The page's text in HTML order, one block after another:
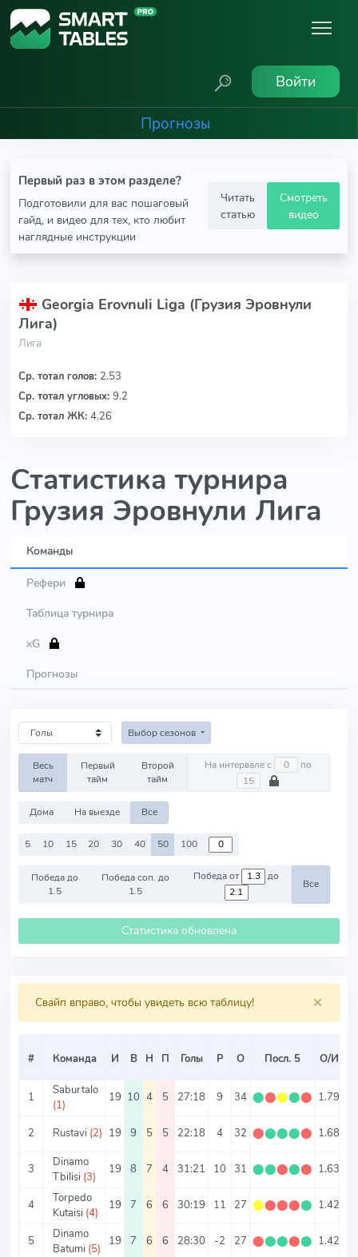
Войти
Прогнозы
Первый раз в этом разделе?
Подготовили для вас пошаговый
гайд, и видео для тех, кто любит
наглядные инструкции
Читать
статью
Смотреть
видео
Georgia Erovnuli Liga (Грузия Эровнули
Лига)
Лига
Ср. тотал голов: 2.53
Ср. тотал угловых: 9.2
Ср. тотал ЖК: 4.26
Статистика турнира
Грузия Эровнули Лига
Команды
Рефери
Таблица турнира
xG
Прогнозы
Выбор сезонов
Весь
матч
Первый
тайм
Второй
тайм
На интервале с по
Дома На выезде Все
5 10 15 20 30 40 50 100
Победа до
1.5
Победа соп. до
1.5
Победа от до
Все
Статистика обновлена
×
Свайп вправо, чтобы увидеть всю таблицу!
# Команда И В Н П Голы Р О Посл. 5 О/И
1
Saburtalo
(1)
19 10 4 5 27:18 9 34 ⬤⬤⬤⬤⬤ 1.79
2 Rustavi (2) 19 9 5 5 22:18 4 32 ⬤⬤⬤⬤⬤ 1.68
3
Dinamo
Tbilisi (3)
19 8 7 4 31:21 10 31 ⬤⬤⬤⬤⬤ 1.63
4
Torpedo
Kutaisi (4)
19 7 6 6 30:19 11 27 ⬤⬤⬤⬤⬤ 1.42
5
Dinamo
Batumi (5)
19 7 6 6 28:30 -2 27 ⬤⬤⬤⬤⬤ 1.42